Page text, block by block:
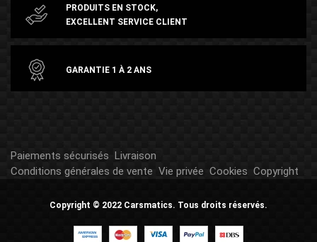
PRODUITS EN STOCK,
EXCELLENT SERVICE CLIENT
GARANTIE 1 À 2 ANS
Paiements sécurisés Livraison
Conditions générales de vente Vie privée Cookies Copyright
Copyright © 2022 Carsmatics. Tous droits réservés.